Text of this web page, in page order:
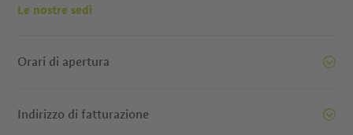
Le nostre sedi
Orari di apertura
Indirizzo di fatturazione